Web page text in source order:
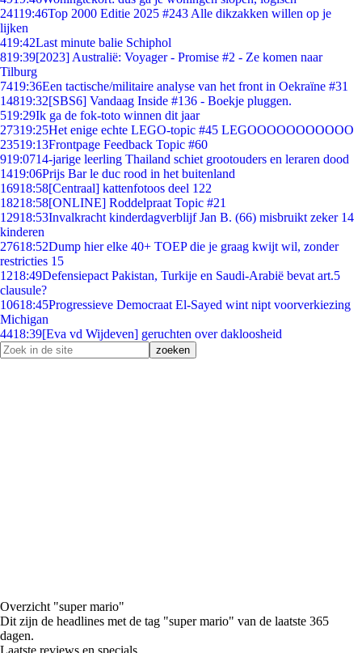
24119:46Top 2000 Editie 2025 #243 Alle dikzakken willen op je
lijken
419:42Last minute balie Schiphol
819:39[2023] Australië: Voyager - Promise #2 - Ze komen naar
Tilburg
7419:36Een tactische/militaire analyse van het front in Oekraïne #31
14819:32[SBS6] Vandaag Inside #136 - Boekje pluggen.
519:29Ik ga de fok-toto winnen dit jaar
27319:25Het enige echte LEGO-topic #45 LEGOOOOOOOOOOO
23519:13Frontpage Feedback Topic #60
919:0714-jarige leerling Thailand schiet grootouders en leraren dood
1419:06Prijs Bar le duc rood in het buitenland
16918:58[Centraal] kattenfotoos deel 122
18218:58[ONLINE] Roddelpraat Topic #21
12918:53Invalkracht kinderdagverblijf Jan B. (66) misbruikt zeker 14
kinderen
27618:52Dump hier elke 40+ TOEP die je graag kwijt wil, zonder
restricties 15
1218:49Defensiepact Pakistan, Turkije en Saudi-Arabië bevat art.5
clausule?
10618:45Progressieve Democraat El-Sayed wint nipt voorverkiezing
Michigan
4418:39[Eva vd Wijdeven] geruchten over dakloosheid
Overzicht "super mario"
Dit zijn de headlines met de tag "super mario" van de laatste 365
dagen.
Laatste reviews en specials